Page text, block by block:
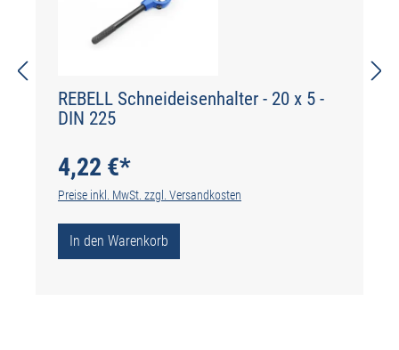
REBELL Schneideisenhalter - 20 x 5 -
DIN 225
4,22 €*
Preise inkl. MwSt. zzgl. Versandkosten
In den Warenkorb